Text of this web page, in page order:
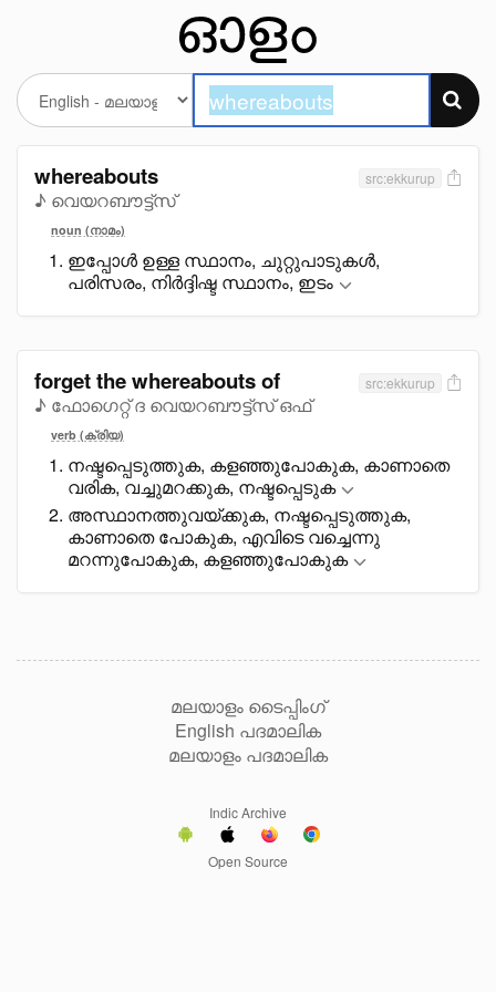
whereabouts
♪ വെയറബൗട്ട്സ്
src:ekkurup
noun (നാമം)
ഇപ്പോൾ ഉള്ള സ്ഥാനം, ചുറ്റുപാടുകൾ,
പരിസരം, നിർദ്ദിഷ്ട സ്ഥാനം, ഇടം
forget the whereabouts of
♪ ഫോഗെറ്റ് ദ വെയറബൗട്ട്സ് ഒഫ്
src:ekkurup
verb (ക്രിയ)
നഷ്ടപ്പെടുത്തുക, കളഞ്ഞുപോകുക, കാണാതെ
വരിക, വച്ചുമറക്കുക, നഷ്ടപ്പെടുക
അസ്ഥാനത്തുവയ്ക്കുക, നഷ്ടപ്പെടുത്തുക,
കാണാതെ പോകുക, എവിടെ വച്ചെന്നു
മറന്നുപോകുക, കളഞ്ഞുപോകുക
മലയാളം ടൈപ്പിംഗ്
English പദമാലിക
മലയാളം പദമാലിക
Indic Archive
Open Source